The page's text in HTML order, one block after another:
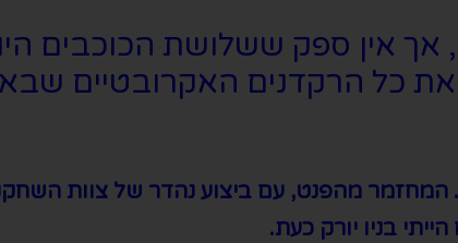
אין ספק ששלושת הכוכבים היו
כל הרקדנים האקרובטיים
המחזמר מהפנט, עם ביצוע נהדר של צוות
בניו יורק כעת.